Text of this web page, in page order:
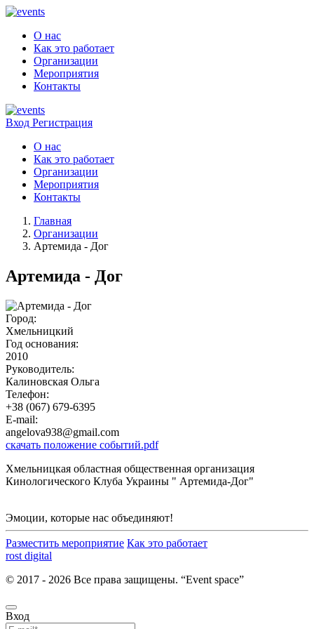
О нас
Как это работает
Организации
Мероприятия
Контакты
Вход Регистрация
О нас
Как это работает
Организации
Мероприятия
Контакты
Главная
Организации
Артемида - Дог
Артемида - Дог
Город:
Хмельницкий
Год основания:
2010
Руководитель:
Калиновская Ольга
Телефон:
+38 (067) 679-6395
E-mail:
angelova938@gmail.com
скачать положение событий.pdf
Хмельницкая областная общественная организация
Кинологического Клуба Украины " Артемида-Дог"
Эмоции, которые нас объединяют!
Разместить мероприятие Как это работает
rost digital
© 2017 - 2026 Все права защищены. “Event space”
Вход